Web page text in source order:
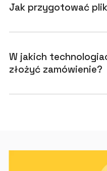
Jak przygotować
W jakich
złożyć zamówienie?